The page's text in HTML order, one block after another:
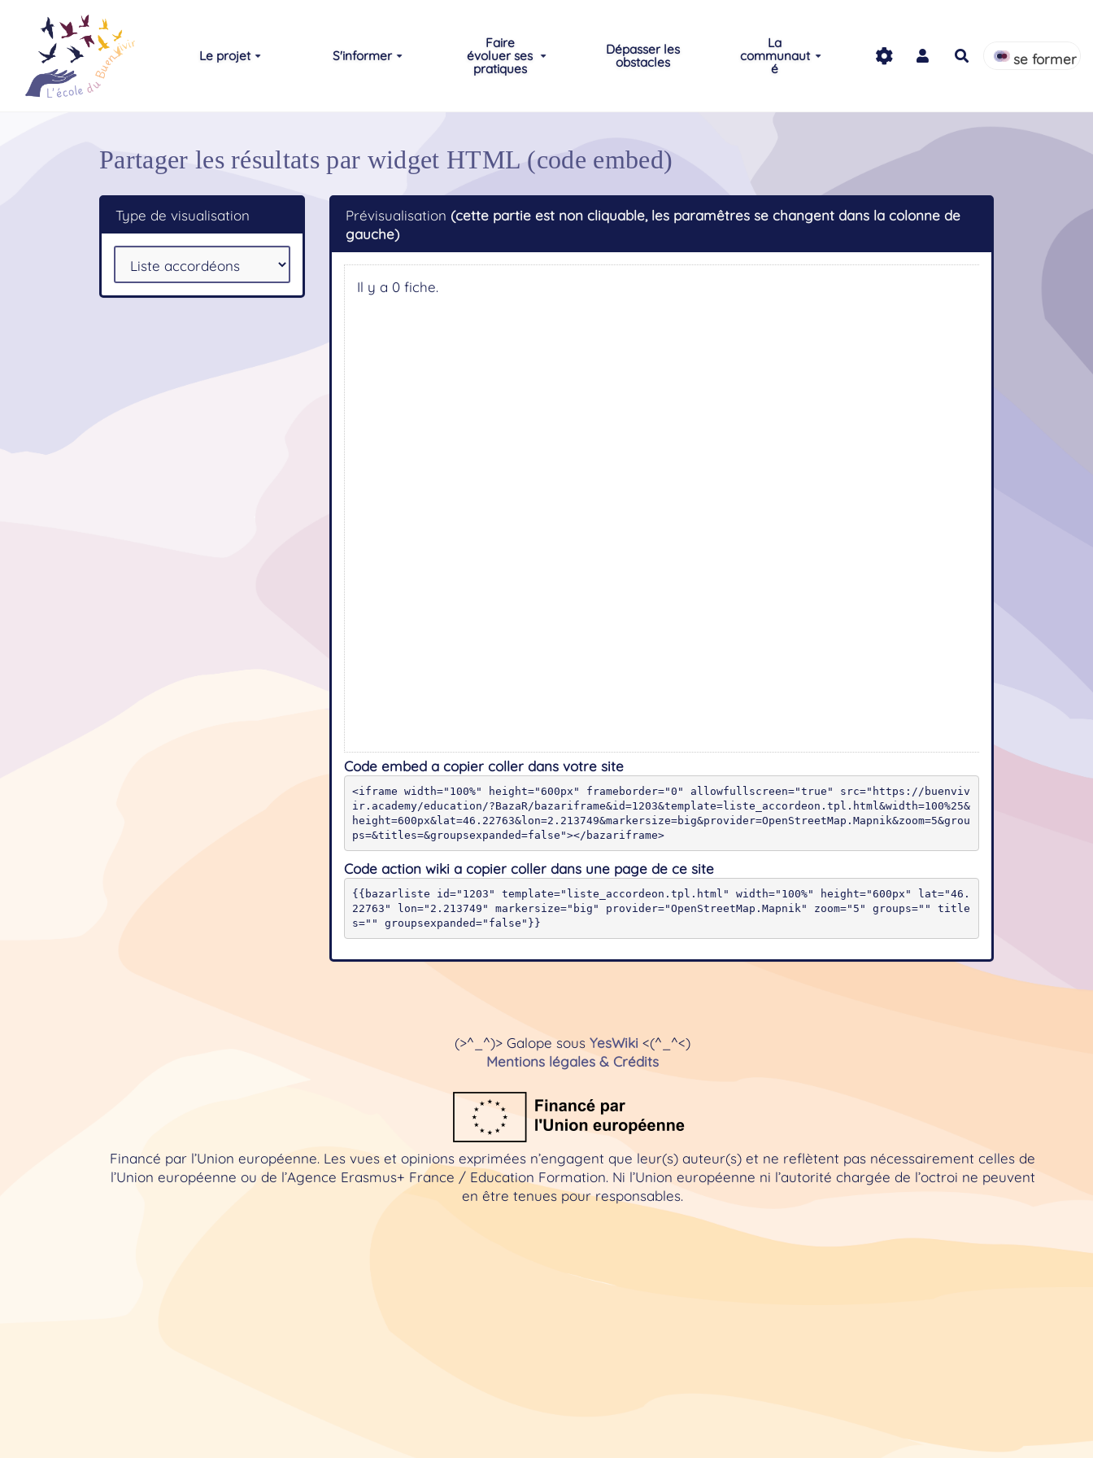
Aller au contenu principal
Le projet S'informer
Faire
évoluer ses
pratiques
Dépasser les
obstacles
La
communaut
é
Rechercherse former
Partager les résultats par widget HTML (code embed)
Type de visualisation Prévisualisation (cette partie est non cliquable, les paramêtres se changent dans la colonne de
gauche)
Code embed a copier coller dans votre site
<iframe width="100%" height="600px" frameborder="0" allowfullscreen="true" src="https://buenviv
ir.academy/education/?BazaR/bazariframe&id=1203&template=liste_accordeon.tpl.html&width=100%25&
height=600px&lat=46.22763&lon=2.213749&markersize=big&provider=OpenStreetMap.Mapnik&zoom=5&grou
ps=&titles=&groupsexpanded=false"></bazariframe>
Code action wiki a copier coller dans une page de ce site
{{bazarliste id="1203" template="liste_accordeon.tpl.html" width="100%" height="600px" lat="46.
22763" lon="2.213749" markersize="big" provider="OpenStreetMap.Mapnik" zoom="5" groups="" title
s="" groupsexpanded="false"}}
(>^_^)> Galope sous YesWiki <(^_^<)
Mentions légales & Crédits
Financé par l’Union européenne. Les vues et opinions exprimées n’engagent que leur(s) auteur(s) et ne reflètent pas nécessairement celles de
l’Union européenne ou de l’Agence Erasmus+ France / Education Formation. Ni l’Union européenne ni l’autorité chargée de l’octroi ne peuvent
en être tenues pour responsables.